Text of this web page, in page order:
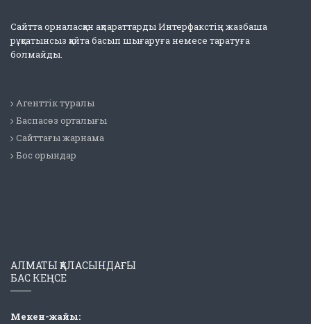
Сайтта орналасқан ақпараттарды Интерфакстің жазбаша
рұқсатынсыз қайта басып шығаруға немесе таратуға
болмайды.
Агенттік туралы
Баспасөз орталығы
Сайттағы жарнама
Бос орындар
АЛМАТЫ ҚАЛАСЫНДАҒЫ
БАС КЕҢСЕ
Мекен-жайы: